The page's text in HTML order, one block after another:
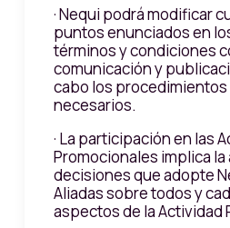
· Nequi podrá modificar
puntos enunciados en
términos y condiciones
comunicación y
cabo los procedimientos
necesarios.
· La participación en las
Promocionales implica
decisiones que adopte
Aliadas sobre todos y
aspectos de la Actividad